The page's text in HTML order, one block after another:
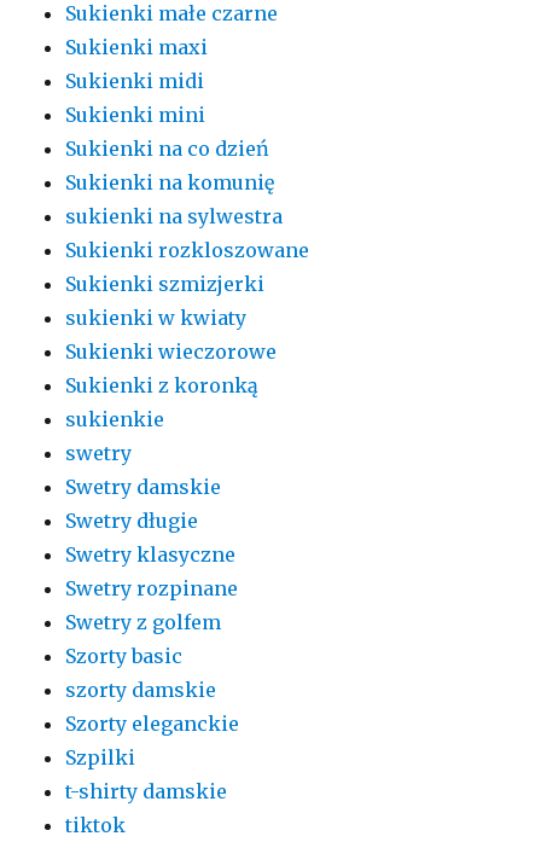
Sukienki małe czarne
Sukienki maxi
Sukienki midi
Sukienki mini
Sukienki na co dzień
Sukienki na komunię
sukienki na sylwestra
Sukienki rozkloszowane
Sukienki szmizjerki
sukienki w kwiaty
Sukienki wieczorowe
Sukienki z koronką
sukienkie
swetry
Swetry damskie
Swetry długie
Swetry klasyczne
Swetry rozpinane
Swetry z golfem
Szorty basic
szorty damskie
Szorty eleganckie
Szpilki
t-shirty damskie
tiktok